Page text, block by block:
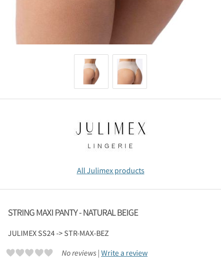
All Julimex products
STRING MAXI PANTY - NATURAL BEIGE
JULIMEX SS24 -> STR-MAX-BEZ
No reviews | Write a review